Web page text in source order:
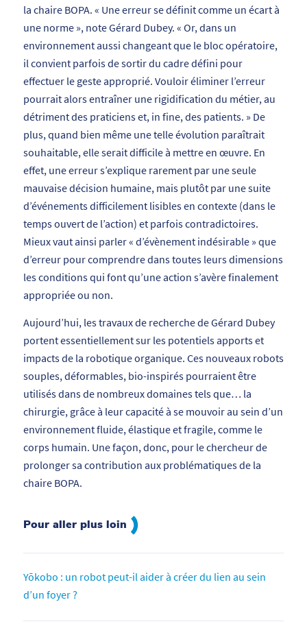
la chaire BOPA. « Une erreur se définit comme un écart à
une norme», note Gérard Dubey. « Or, dans un
environnement aussi changeant que le bloc opératoire,
il convient parfois de sortir du cadre défini pour
effectuer le geste approprié. Vouloir éliminer l’erreur
pourrait alors entraîner une rigidification du métier, au
détriment des praticiens et, in fine, des patients. » De
plus, quand bien même une telle évolution paraîtrait
souhaitable, elle serait difficile à mettre en œuvre. En
effet, une erreur s’explique rarement par une seule
mauvaise décision humaine, mais plutôt par une suite
d’événements difficilement lisibles en contexte (dans le
temps ouvert de l’action) et parfois contradictoires.
Mieux vaut ainsi parler « d’évènement indésirable » que
d’erreur pour comprendre dans toutes leurs dimensions
les conditions qui font qu’une action s’avère finalement
appropriée ou non.
Aujourd’hui, les travaux de recherche de Gérard Dubey
portent essentiellement sur les potentiels apports et
impacts de la robotique organique. Ces nouveaux robots
souples, déformables, bio-inspirés pourraient être
utilisés dans de nombreux domaines tels que… la
chirurgie, grâce à leur capacité à se mouvoir au sein d’un
environnement fluide, élastique et fragile, comme le
corps humain. Une façon, donc, pour le chercheur de
prolonger sa contribution aux problématiques de la
chaire BOPA.
Pour aller plus loin
Yōkobo : un robot peut-il aider à créer du lien au sein
d’un foyer ?